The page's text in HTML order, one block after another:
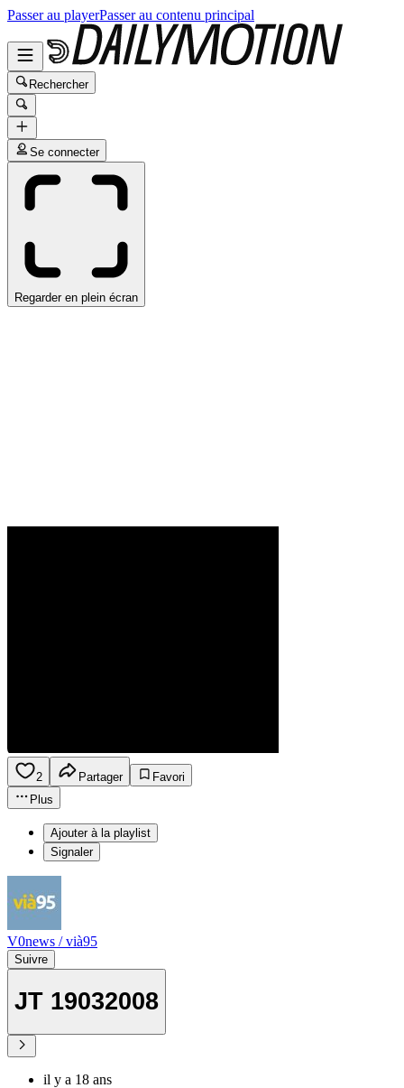
Passer au playerPasser au contenu principal
Rechercher
Se connecter
Regarder en plein écran
2 Partager
Favori
Plus
Ajouter à la playlist
Signaler
V0news / vià95
Suivre
JT 19032008
il y a 18 ans